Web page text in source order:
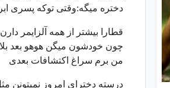
دختره میگه:وقتی توکه پسری
قطارا بیشتر از همه آلزایمر
چون خودشون میگن هوهو بعد
من برم سراغ اکتشافات بعدی
درسته دختراي امروز نميتونن